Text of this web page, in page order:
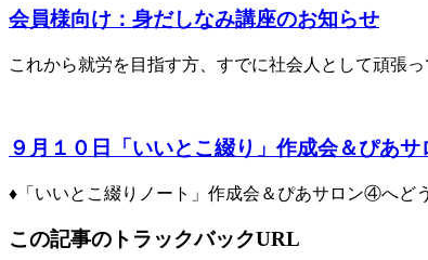
会員様向け：身だしなみ講座のお知らせ
これから就労を目指す方、すでに社会人として頑張
９月１０日「いいとこ綴り」作成会＆ぴあ
♦「いいとこ綴りノート」作成会＆ぴあサロン④へど
この記事のトラックバックURL